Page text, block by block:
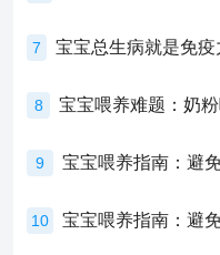
7
8
9 宝宝喂养指南：避
10 宝宝喂养指南：避